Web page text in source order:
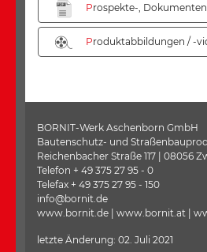
Prospekte-,
Produktabbildungen / -
BORNIT-Werk Aschenborn GmbH
Bautenschutz- und
Reichenbacher Straße 117 | 08056
Telefon + 49 375 27 95 - 0
Telefax + 49 375 27 95 - 150
info@bornit.de
www.bornit.de | www.bornit.at |
letzte Änderung: 02. Juli 2021